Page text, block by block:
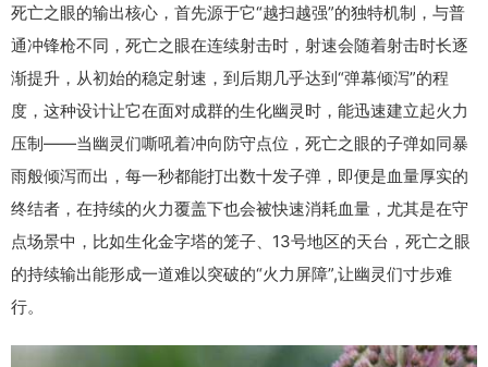
死亡之眼的输出核心，首先源于它“越扫越强”的独特机制，与普
通冲锋枪不同，死亡之眼在连续射击时，射速会随着射击时长逐
渐提升，从初始的稳定射速，到后期几乎达到“弹幕倾泻”的程
度，这种设计让它在面对成群的生化幽灵时，能迅速建立起火力
压制——当幽灵们嘶吼着冲向防守点位，死亡之眼的子弹如同暴
雨般倾泻而出，每一秒都能打出数十发子弹，即便是血量厚实的
终结者，在持续的火力覆盖下也会被快速消耗血量，尤其是在守
点场景中，比如生化金字塔的笼子、13号地区的天台，死亡之眼
的持续输出能形成一道难以突破的“火力屏障”,让幽灵们寸步难
行。